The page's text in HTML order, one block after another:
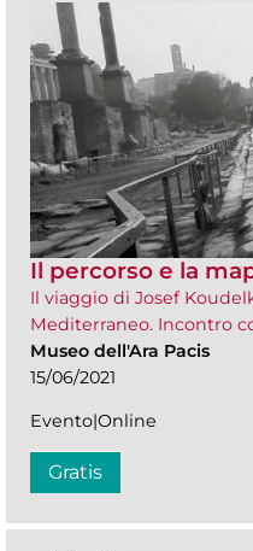
Il percorso e la
Il viaggio di Josef
Mediterraneo. Incontro
Museo dell'Ara Pacis
15/06/2021
Evento|Online
Gratis